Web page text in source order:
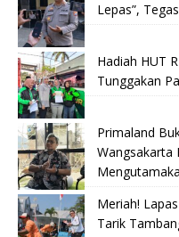
Lepas”,
Hadiah HUT
Tunggakan
Primaland
Wangsakarta
Meriah!
Tarik